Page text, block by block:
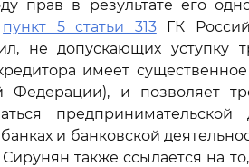
прав в результате его
пункт 5 статьи 313ГК
не допускающих уступку
имеет
Федерации), и позволяет
и банковской
также ссылается на